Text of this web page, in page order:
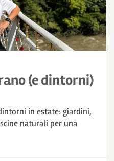
(e dintorni)
in estate: giardini,
naturali per una